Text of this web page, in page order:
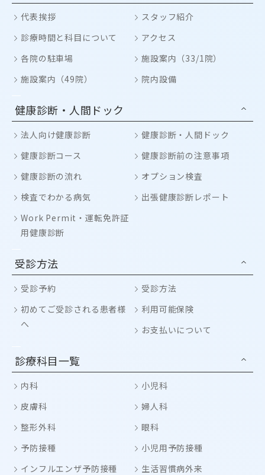
代表挨拶
スタッフ紹介
診療時間と科目について
アクセス
各院の駐車場
施設案内（33/1院）
施設案内（49院）
院内設備
健康診断・人間ドック
法人向け健康診断
健康診断・人間ドック
健康診断コース
健康診断前の注意事項
健康診断の流れ
オプション検査
検査でわかる病気
出張健康診断レポート
Work Permit・運転免許証
用健康診断
受診方法
受診予約
受診方法
初めてご受診される患者様
へ
利用可能保険
お支払いについて
診療科目一覧
内科
小児科
皮膚科
婦人科
整形外科
眼科
予防接種
小児用予防接種
インフルエンザ予防接種
生活習慣病外来